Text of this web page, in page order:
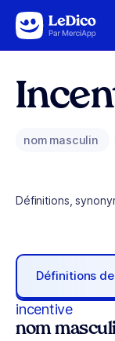
Aller au contenu
nom masculin
Définitions,
Définitions de
incentive
nom